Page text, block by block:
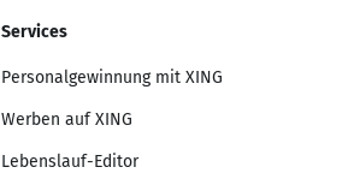
Services
Personalgewinnung mit XING
Werben auf XING
Lebenslauf-Editor